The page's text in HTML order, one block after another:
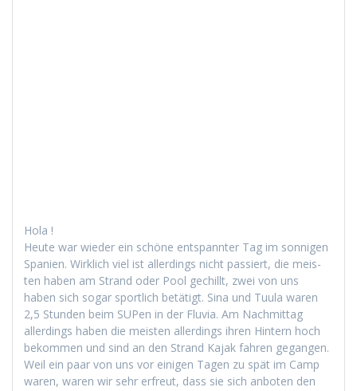
Hola !
Heute war wieder ein schöne entspan­nter Tag im son­ni­gen
Spanien. Wirk­lich viel ist allerd­ings nicht passiert, die meis­
ten haben am Strand oder Pool gechillt, zwei von uns
haben sich sog­ar sportlich betätigt. Sina und Tuu­la waren
2,5 Stun­den beim SUPen in der Flu­via. Am Nach­mit­tag
allerd­ings haben die meis­ten allerd­ings ihren Hin­tern hoch
bekom­men und sind an den Strand Kajak fahren gegan­gen.
Weil ein paar von uns vor eini­gen Tagen zu spät im Camp
waren, waren wir sehr erfreut, dass sie sich anboten den